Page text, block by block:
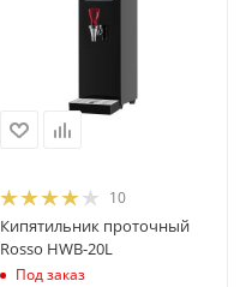
10
Кипятильник проточный
Rosso HWB-20L
Под заказ